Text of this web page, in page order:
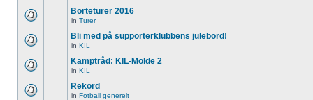
Borteturer 2016
in Turer
Bli med på supporterklubbens julebord!
in KIL
Kamptråd: KIL-Molde 2
in KIL
Rekord
in Fotball generelt